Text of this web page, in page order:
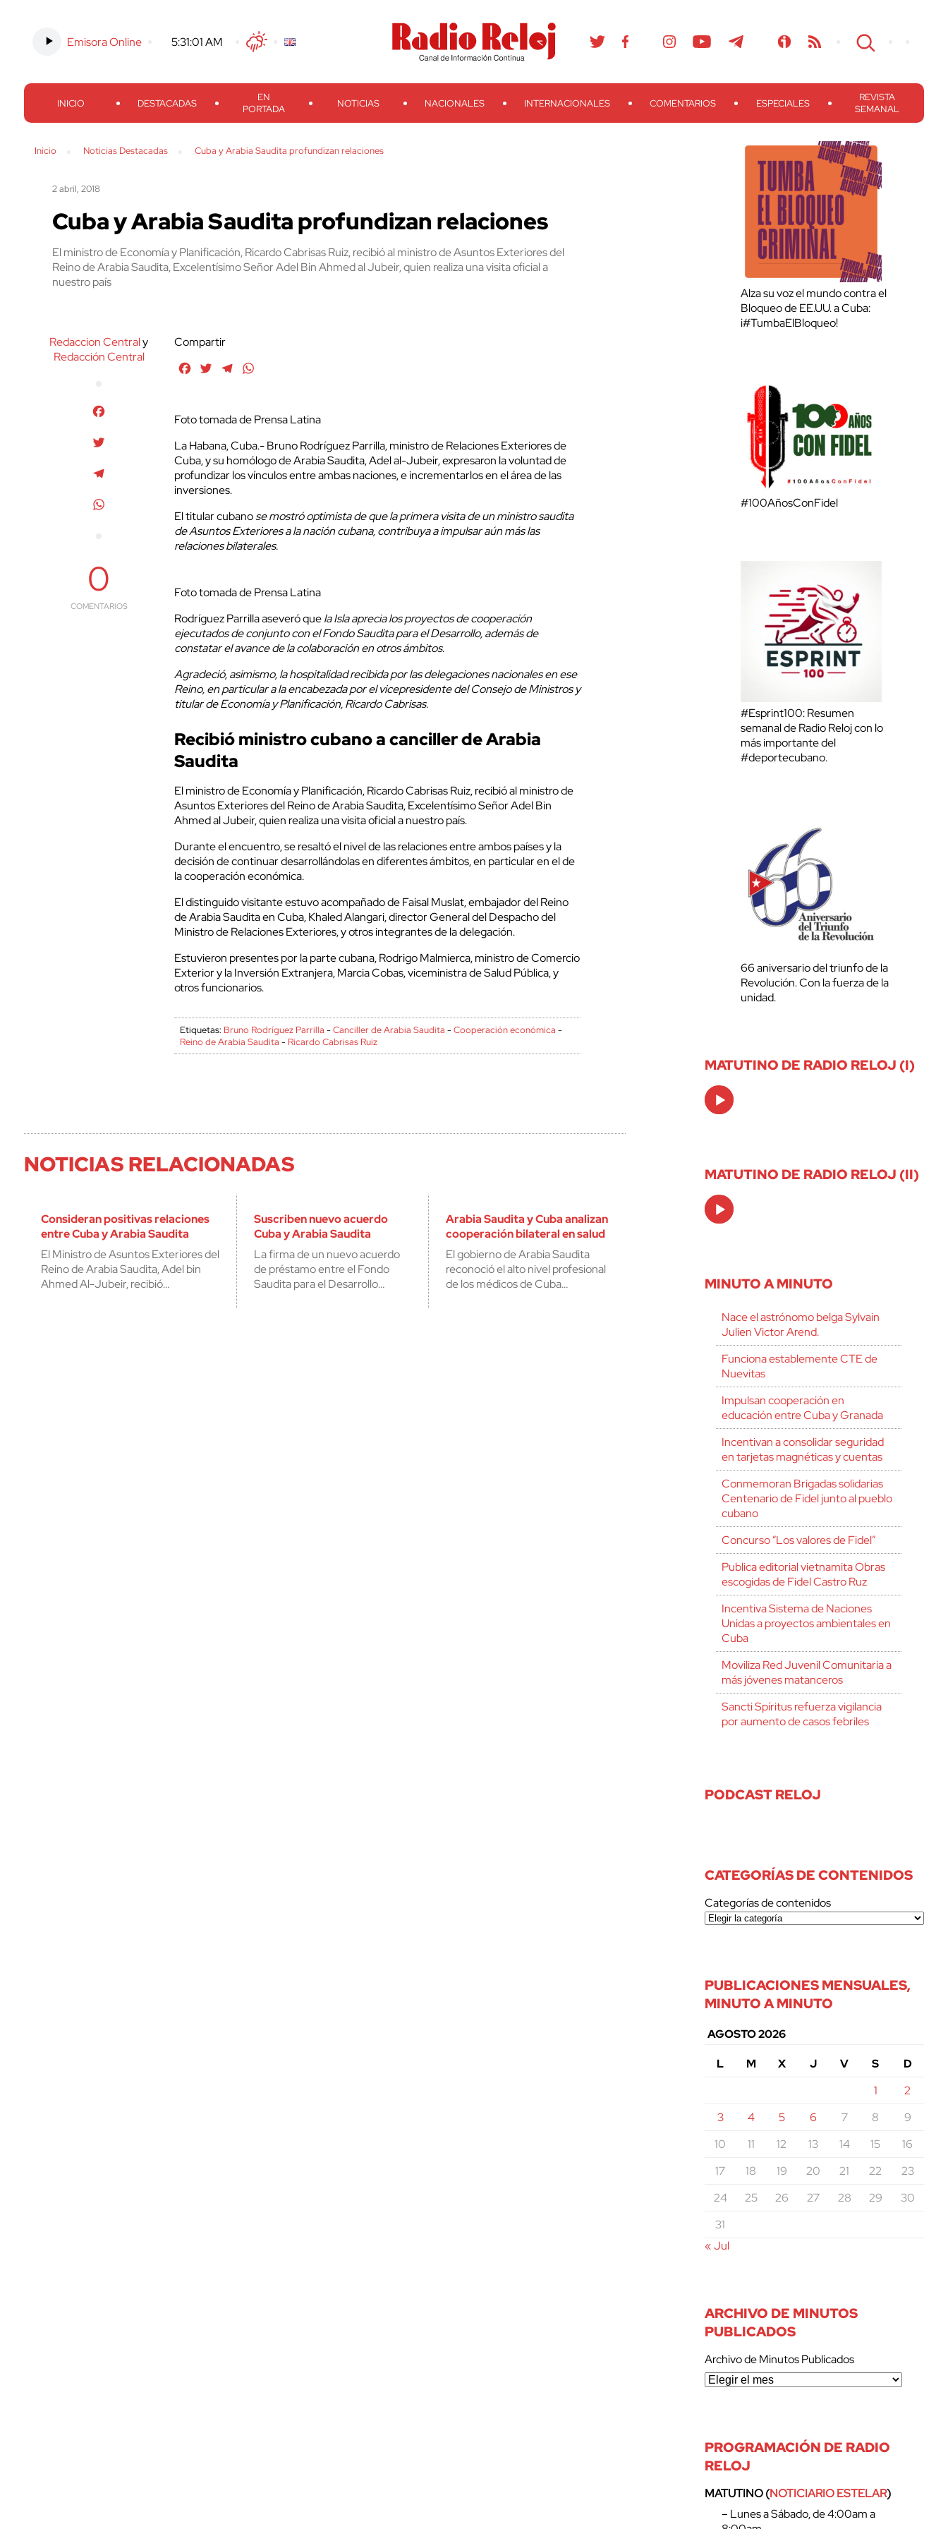
Emisora Online 5:31:02 AM TwitterFacebook
Threads
Instagram TelegramTeveo Ivoox RSS Search
INICIO DESTACADAS
EN
PORTADA
NOTICIAS NACIONALES INTERNACIONALES COMENTARIOS ESPECIALES
REVISTA
SEMANAL
Inicio Noticias Destacadas Cuba y Arabia Saudita profundizan relaciones
2 abril, 2018
Cuba y Arabia Saudita profundizan relaciones
El ministro de Economía y Planificación, Ricardo Cabrisas Ruiz, recibió al ministro de Asuntos Exteriores del
Reino de Arabia Saudita, Excelentísimo Señor Adel Bin Ahmed al Jubeir, quien realiza una visita oficial a
nuestro país
Redaccion Centraly
Redacción Central
0
COMENTARIOS
Compartir
FacebookTwitterTelegram
Foto tomada de Prensa Latina
La Habana, Cuba.- Bruno Rodríguez Parrilla, ministro de Relaciones Exteriores de
Cuba, y su homólogo de Arabia Saudita, Adel al-Jubeir, expresaron la voluntad de
profundizar los vínculos entre ambas naciones, e incrementarlos en el área de las
inversiones.
El titular cubanose mostró optimista de que la primera visita de un ministro saudita
de Asuntos Exteriores a la nación cubana, contribuya a impulsar aún más las
relaciones bilaterales.
Foto tomada de Prensa Latina
Rodríguez Parrilla aseveró quela Isla aprecia los proyectos de cooperación
ejecutados de conjunto con el Fondo Saudita para el Desarrollo, además de
constatar el avance de la colaboración en otros ámbitos.
Agradeció, asimismo, la hospitalidad recibida por las delegaciones nacionales en ese
Reino, en particular a la encabezada por el vicepresidente del Consejo de Ministros y
titular de Economía y Planificación, Ricardo Cabrisas.
Recibió ministro cubano a canciller de Arabia
Saudita
El ministro de Economía y Planificación, Ricardo Cabrisas Ruiz, recibió al ministro de
Asuntos Exteriores del Reino de Arabia Saudita, Excelentísimo Señor Adel Bin
Ahmed al Jubeir, quien realiza una visita oficial a nuestro país.
Durante el encuentro, se resaltó el nivel de las relaciones entre ambos países y la
decisión de continuar desarrollándolas en diferentes ámbitos, en particular en el de
la cooperación económica.
El distinguido visitante estuvo acompañado de Faisal Muslat, embajador del Reino
de Arabia Saudita en Cuba, Khaled Alangari, director General del Despacho del
Ministro de Relaciones Exteriores, y otros integrantes de la delegación.
Estuvieron presentes por la parte cubana, Rodrigo Malmierca, ministro de Comercio
Exterior y la Inversión Extranjera, Marcia Cobas, viceministra de Salud Pública, y
otros funcionarios.
Etiquetas: Bruno Rodríguez Parrilla -Canciller de Arabia Saudita -Cooperación económica -
Reino de Arabia Saudita - Ricardo Cabrisas Ruiz
NOTICIAS RELACIONADAS
Consideran positivas relaciones
entre Cuba y Arabia Saudita
El Ministro de Asuntos Exteriores del
Reino de Arabia Saudita, Adel bin
Ahmed Al-Jubeir, recibió…
Suscriben nuevo acuerdo
Cuba y Arabia Saudita
La firma de un nuevo acuerdo
de préstamo entre el Fondo
Saudita para el Desarrollo…
Arabia Saudita y Cuba analizan
cooperación bilateral en salud
El gobierno de Arabia Saudita
reconoció el alto nivel profesional
de los médicos de Cuba…
Alza su voz el mundo contra el
Bloqueo de EE.UU. a Cuba:
¡#TumbaElBloqueo!
#100AñosConFidel
#Esprint100: Resumen
semanal de Radio Reloj con lo
más importante del
#deportecubano.
66 aniversario del triunfo de la
Revolución. Con la fuerza de la
unidad.
MATUTINO DE RADIO RELOJ (I)
Audio
Player
MATUTINO DE RADIO RELOJ (II)
Audio
Player
MINUTO A MINUTO
Nace el astrónomo belga Sylvain
Julien Victor Arend.
Funciona establemente CTE de
Nuevitas
Impulsan cooperación en
educación entre Cuba y Granada
Incentivan a consolidar seguridad
en tarjetas magnéticas y cuentas
Conmemoran Brigadas solidarias
Centenario de Fidel junto al pueblo
cubano
Concurso “Los valores de Fidel”
Publica editorial vietnamita Obras
escogidas de Fidel Castro Ruz
Incentiva Sistema de Naciones
Unidas a proyectos ambientales en
Cuba
Moviliza Red Juvenil Comunitaria a
más jóvenes matanceros
Sancti Spíritus refuerza vigilancia
por aumento de casos febriles
PODCAST RELOJ
CATEGORÍAS DE CONTENIDOS
Categorías de contenidos
PUBLICACIONES MENSUALES,
MINUTO A MINUTO
AGOSTO 2026
L
M X J V S
D
1
2
3
4 5 6 7 8
9
10
11 12 13 14 15
16
17
18 19 20 21 22
23
24
25 26 27 28 29
30
31
« Jul
ARCHIVO DE MINUTOS
PUBLICADOS
Archivo de Minutos Publicados
PROGRAMACIÓN DE RADIO
RELOJ
MATUTINO (NOTICIARIO ESTELAR)
– Lunes a Sábado, de 4:00am a